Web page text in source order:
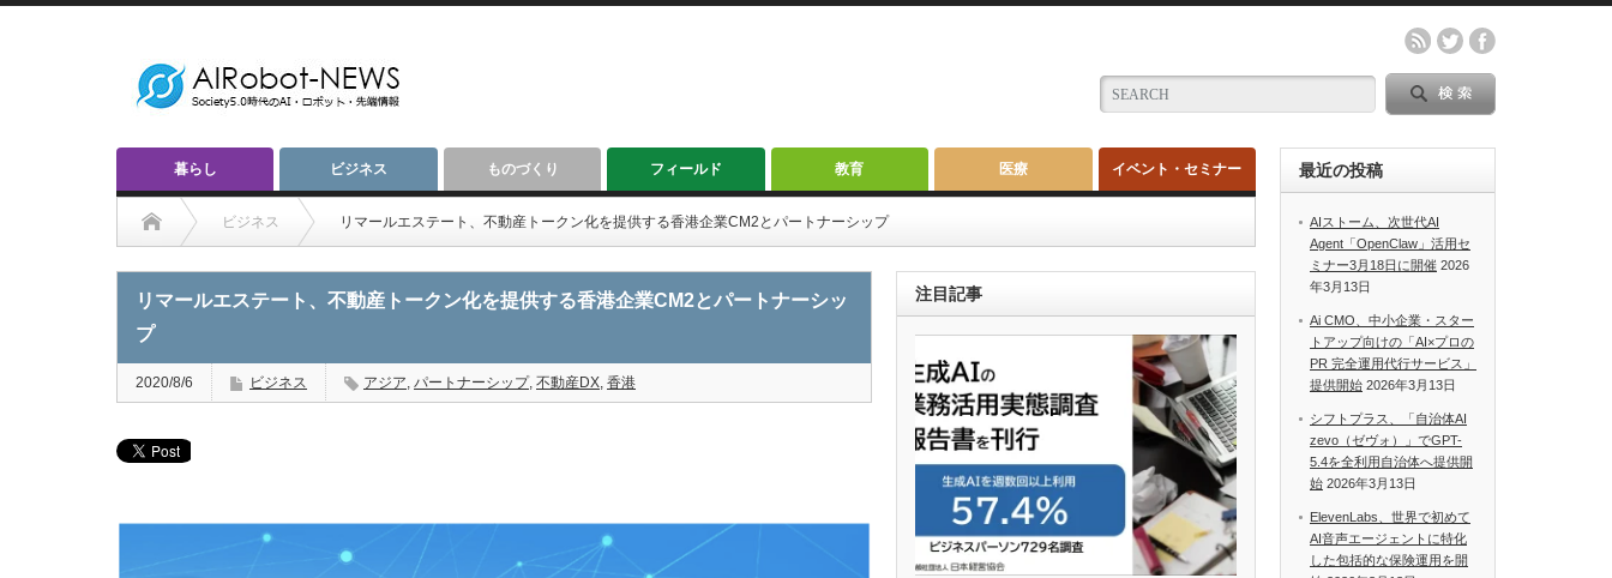
暮らし ビジネス ものづくり フィールド 教育 医療 イベント・セミナー
ビジネス リマールエステート、不動産トークン化を提供する香港企業CM2とパートナーシップ
リマールエステート、不動産トークン化を提供する香港企業CM2とパートナーシッ
プ
2020/8/6 ビジネス アジア, パートナーシップ, 不動産DX, 香港
注目記事
最近の投稿
AIストーム、次世代AI
Agent「OpenClaw」活用セ
ミナー3月18日に開催 2026
年3月13日
Ai CMO、中小企業・スター
トアップ向けの「AI×プロの
PR 完全運用代行サービス」
提供開始 2026年3月13日
シフトプラス、「自治体AI
zevo（ゼヴォ）」でGPT-
5.4を全利用自治体へ提供開
始 2026年3月13日
ElevenLabs、世界で初めて
AI音声エージェントに特化
した包括的な保険運用を開